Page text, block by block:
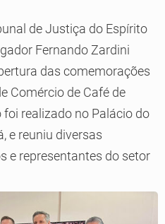
de Justiça do Espírito
Fernando Zardini
das comemorações
Comércio de Café de
foi realizado no Palácio do
e reuniu diversas
e representantes do setor